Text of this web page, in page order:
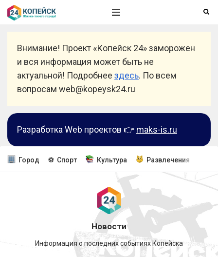
Внимание! Проект «Копейск 24» заморожен
и вся информация может быть не
актуальной! Подробнее здесь. По всем
вопросам web@kopeysk24.ru
Разработка Web проектов 👉 maks-is.ru
Город ⚽ Спорт Культура Развлечения
Новости
Информация о последних событиях Копейска